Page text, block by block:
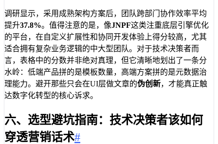
调研显示，采用成熟架构方案后，团队跨部门协作效率平均
提升37.8%。值得注意的是，像JNPF这类注重底层引擎优化
的平台，在自定义扩展性和协同开发体验上得分较高，尤其
适合拥有复杂业务逻辑的中大型团队。对于技术决策者而
言，表格中的分数并非绝对真理，但它清晰地划出了一条分
水岭：低端产品拼的是模板数量，高端方案拼的是元数据治
理能力。避开那些只会在UI层做文章的伪创新，才能真正触
达数字化转型的核心诉求。
六、选型避坑指南：技术决策者该如何
穿透营销话术#